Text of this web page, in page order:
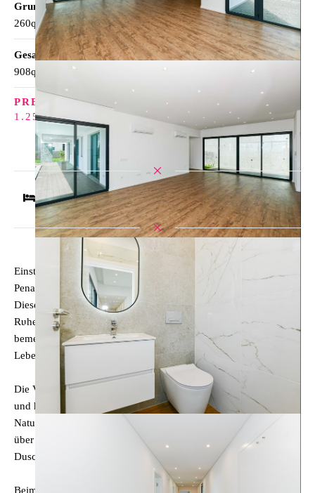
Grundstueck
260qm
Gesamt Haus
908qm
PREIS
1.250.000€
3 4 260QM 260QM 908QM
Einstöckige Villa mit 3 Schlafzimmern, freistehend in Água de
Pena, Gemeinde Machico.
Diese spektakuläre Villa verbindet modernen Komfort mit der
Ruhe der Gegend. Diese Immobilie bietet eine Reihe
bemerkenswerter Merkmale, die sie zu einem perfekten Ort zum
Leben machen.
Die Villa verfügt über ein modernes Design mit klaren Linien
und hochwertigen Materialien, die sich nahtlos in die umliegende
Naturlandschaft einfügen. Der Außenbereich des Hauses verfügt
über einen großen Garten mit einem Swimmingpool und einer
Dusche, in dem Sie ein entspannendes Bad genießen können.
Beim Betreten werden Sie von einem offenen Raum begrüßt, der